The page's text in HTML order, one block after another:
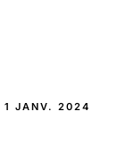
1 JANV. 2024